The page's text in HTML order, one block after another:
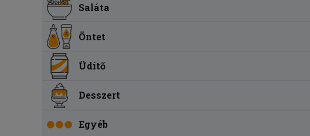
Saláta
Öntet
Üdítő
Desszert
Egyéb